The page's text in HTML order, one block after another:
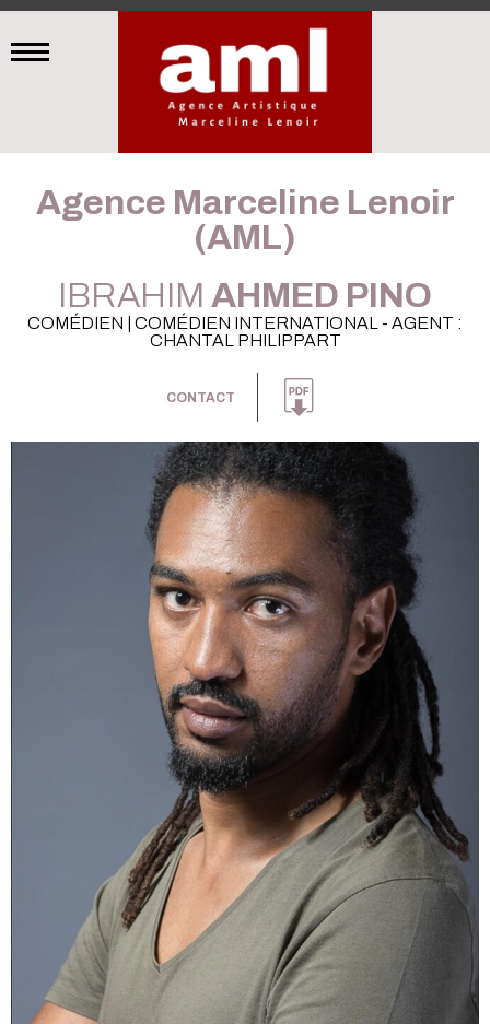
Agence Marceline Lenoir
(AML)
IBRAHIM AHMED PINO
COMÉDIEN | COMÉDIEN INTERNATIONAL - AGENT :
CHANTAL PHILIPPART
CONTACT